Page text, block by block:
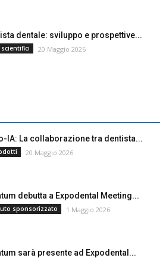
dentale: sviluppo e prospettive...
20 Maggio 2026
IA: La collaborazione tra dentista...
20 Maggio 2026
debutta a Expodental Meeting...
sponsorizzato 1 Maggio 2026
sarà presente ad Expodental...